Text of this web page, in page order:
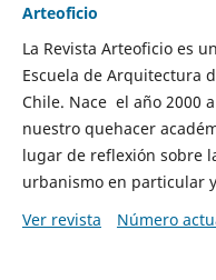
Arteoficio
La Revista Arteoficio es
Escuela de Arquitectura
Chile. Nace el año 2000
nuestro quehacer
lugar de reflexión sobre
urbanismo en particular
Ver revista
Número